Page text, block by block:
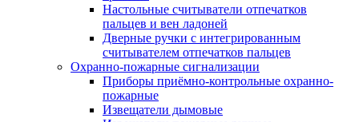
Настольные считыватели отпечатков
пальцев и вен ладоней
Дверные ручки с интегрированным
считывателем отпечатков пальцев
Охранно-пожарные сигнализации
Приборы приёмно-контрольные охранно-
пожарные
Извещатели дымовые